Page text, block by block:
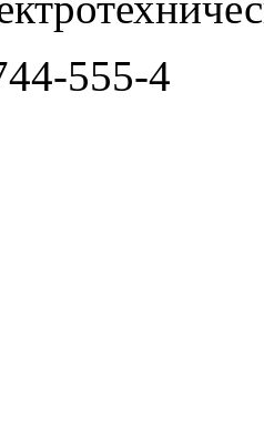
555-4